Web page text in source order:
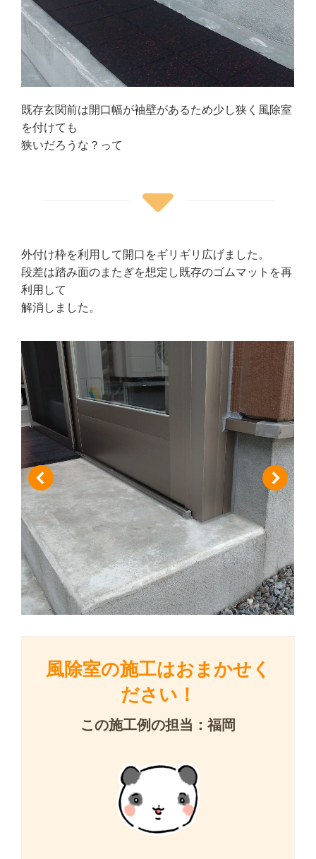
既存玄関前は開口幅が袖壁があるため少し狭く風除室
を付けても
狭いだろうな？って
外付け枠を利用して開口をギリギリ広げました。
段差は踏み面のまたぎを想定し既存のゴムマットを再
利用して
解消しました。
風除室の施工はおまかせく
ださい！
この施工例の担当：福岡